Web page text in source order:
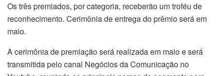
Os três premiados, por categoria, receberão um troféu de
reconhecimento. Cerimônia de entrega do prêmio será em
maio.
A cerimônia de premiação será realizada em maio e será
transmitida pelo canal Negócios da Comunicação no